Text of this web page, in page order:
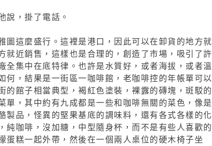
說，掛了電話。
圖這麼盛行。這裡是港口，因此可以在卸貨的地方就
就近銷售，這樣也是合理的，創造了市場，吸引了許
全集中在底特律。也許是水質好，或者海拔，或者溫
何，結果是一街區一咖啡館，老咖啡控的年帳單可以
的館子相當典型，褐紅色塗裝，裸露的磚塊，斑駁的
單，其中約有九成都是一些和咖啡無關的菜色，像是
製品，怪異的堅果基底的調味料，還有各式各樣的化
純咖啡，沒加糖，中型隨身杯，而不是有些人喜歡的
蛋糕一起外帶，然後在一個兩人桌位的硬木椅子坐